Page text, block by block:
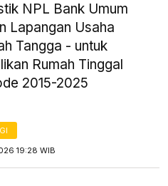
NPL Bank Umum
Lapangan Usaha
Tangga - untuk
Rumah Tinggal
2015-2025
19:28 WIB